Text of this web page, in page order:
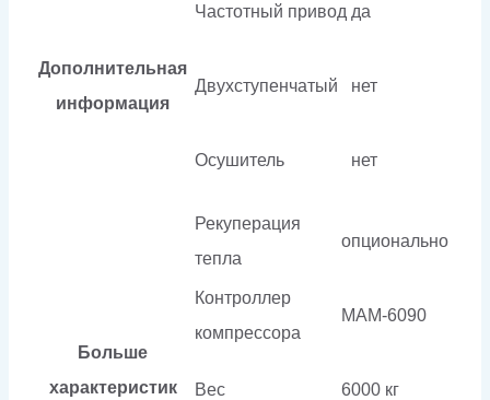
Дополнительная
информация
Частотный привод да
Двухступенчатый нет
Осушитель нет
Больше
характеристик
Рекуперация
тепла
опционально
Контроллер
компрессора
МАМ-6090
Вес 6000 кг